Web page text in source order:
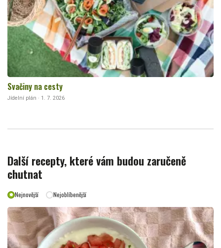
Svačiny na cesty
Jídelní plán · 1. 7. 2026
Další recepty, které vám budou zaručeně
chutnat
Nejnovější Nejoblíbenější